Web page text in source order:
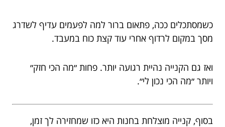
כשמסתכלים ככה, פתאום ברור למה לפעמים עדיף לשדרג
מסך במקום לרדוף אחרי עוד קצת כוח במעבד.
ואז גם הקנייה נהיית רגועה יותר. פחות ״מה הכי חזק״
ויותר ״מה הכי נכון לי״.
בסוף, קנייה מוצלחת בחנות היא כזו שמחזירה לך זמן,